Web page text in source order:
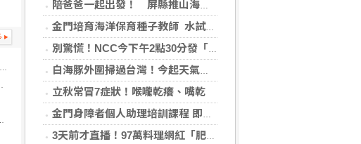
陪爸爸一起出發！ 屏縣推山海、藝文與客庄風情七大父親節遊程
金門培育海洋保育種子教師 水試所推動幼兒海洋教育扎根
別驚慌！NCC今下午2點30分發「演習預告」訊息 下週正式登場
白海豚外圍掃過台灣！今起天氣轉趨不穩 週末慎防強降雨
立秋常冒7症狀！喉嚨乾癢、嘴乾
金門身障者個人助理培訓課程 即日開放報名
3天前才直播！97萬料理網紅「肥大叔」過世 粉絲憶不對勁：瘦得不合理
(台灣好報2026-08-06 18:56:49)